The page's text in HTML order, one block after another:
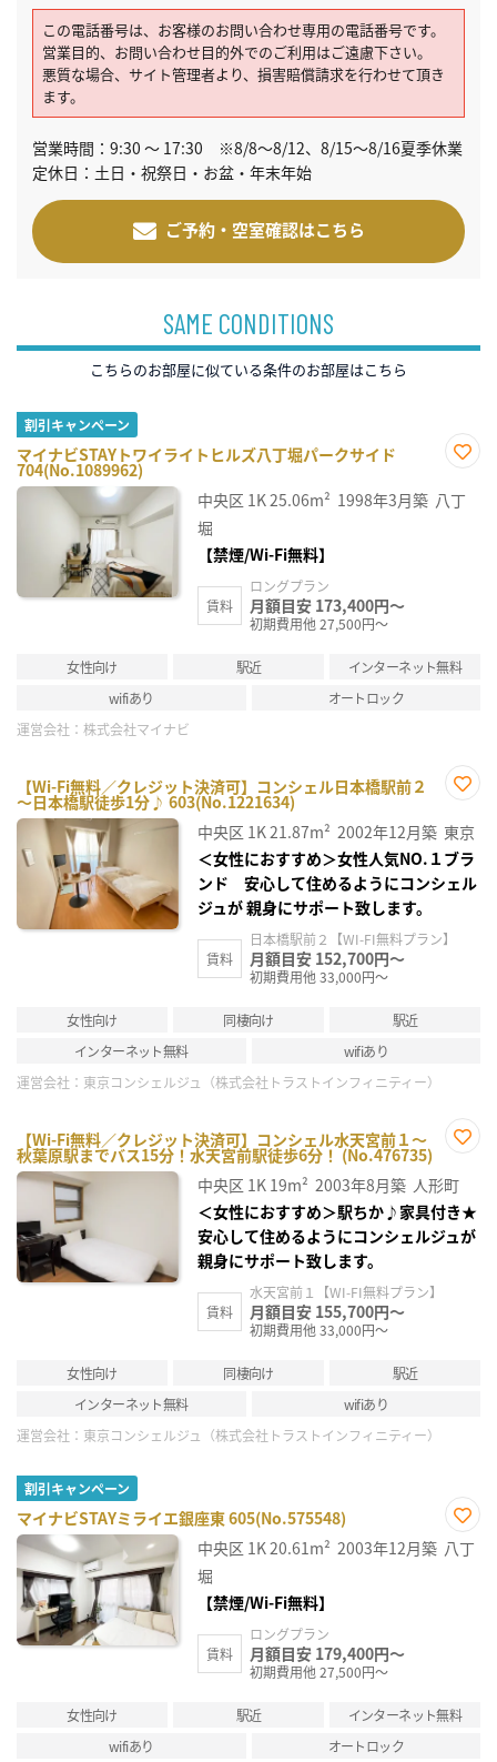
この電話番号は、お客様のお問い合わせ専用の電話番号です。
営業目的、お問い合わせ目的外でのご利用はご遠慮下さい。
悪質な場合、サイト管理者より、損害賠償請求を行わせて頂き
ます。
営業時間：9:30 ～ 17:30 ※8/8～8/12、8/15～8/16夏季休業
定休日：土日・祝祭日・お盆・年末年始
ご予約・空室確認はこちら
SAME CONDITIONS
こちらのお部屋に似ている条件のお部屋はこちら
割引キャンペーン
マイナビSTAYトワイライトヒルズ八丁堀パークサイド
704(No.1089962)
に入
り登
中央区 1K25.06m² 1998年3月築 八丁
堀
【禁煙/Wi-Fi無料】
賃料
ロングプラン
月額目安 173,400円～
初期費用他 27,500円～
女性向け 駅近
インターネット無料
wifiあり
オートロック
運営会社： 株式会社マイナビ
【Wi-Fi無料／クレジット決済可】コンシェル日本橋駅前２
～日本橋駅徒歩1分♪ 603(No.1221634)
に入
り登
録
中央区 1K21.87m² 2002年12月築 東京
＜女性におすすめ＞女性人気NO.１ブラ
ンド 安心して住めるようにコンシェル
ジュが 親身にサポート致します。
賃料
日本橋駅前２【WI-FI無料プラン】
月額目安 152,700円～
初期費用他 33,000円～
女性向け 同棲向け
駅近
インターネット無料
wifiあり
運営会社： 東京コンシェルジュ（株式会社トラストインフィニティー）
【Wi-Fi無料／クレジット決済可】コンシェル水天宮前１～
秋葉原駅までバス15分！水天宮前駅徒歩6分！ (No.476735)
に入
り登
録
中央区 1K 19m² 2003年8月築 人形町
＜女性におすすめ＞駅ちか♪家具付き★
安心して住めるようにコンシェルジュが
親身にサポート致します。
賃料
水天宮前１【WI-FI無料プラン】
月額目安 155,700円～
初期費用他 33,000円～
女性向け 同棲向け
駅近
インターネット無料
wifiあり
運営会社： 東京コンシェルジュ（株式会社トラストインフィニティー）
割引キャンペーン
マイナビSTAYミライエ銀座東 605(No.575548)
お気
に入
中央区 1K20.61m² 2003年12月築 八丁
堀
【禁煙/Wi-Fi無料】
賃料
ロングプラン
月額目安 179,400円～
初期費用他 27,500円～
女性向け 駅近
インターネット無料
wifiあり
オートロック